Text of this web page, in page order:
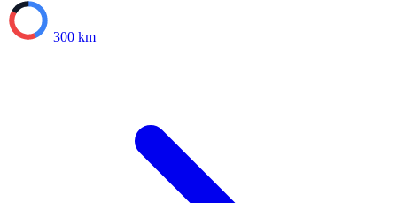
300 km